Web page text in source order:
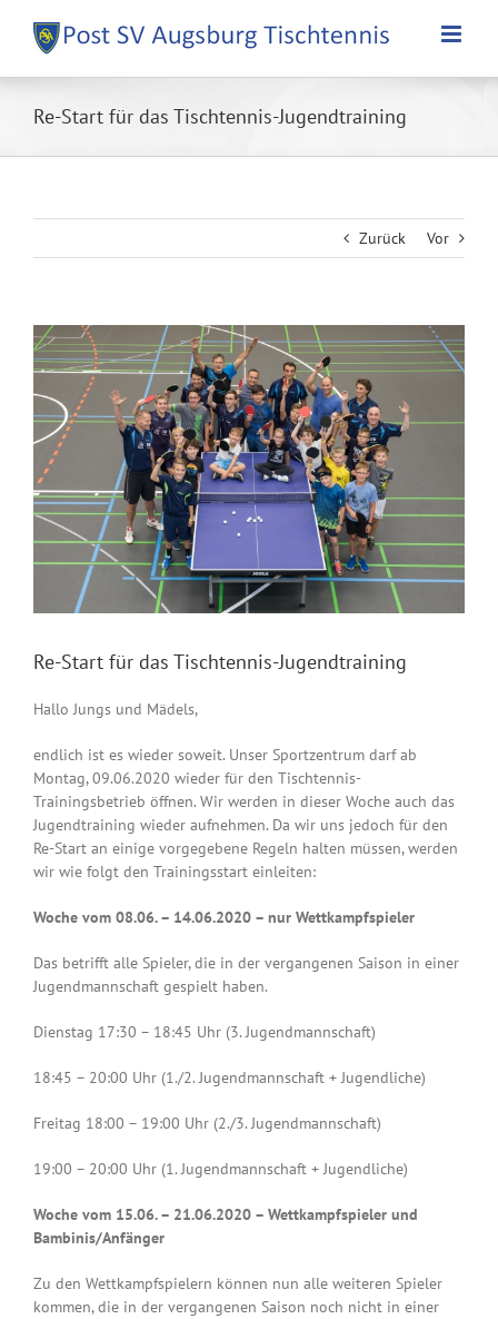
Inhalt
springen
Re-Start für das Tischtennis-Jugendtraining
Zurück Vor
Zeige
grösseres
Re-Start für das Tischtennis-Jugendtraining
Hallo Jungs und Mädels,
endlich ist es wieder soweit. Unser Sportzentrum darf ab
Montag, 09.06.2020 wieder für den Tischtennis-
Trainingsbetrieb öffnen. Wir werden in dieser Woche auch das
Jugendtraining wieder aufnehmen. Da wir uns jedoch für den
Re-Start an einige vorgegebene Regeln halten müssen, werden
wir wie folgt den Trainingsstart einleiten:
Woche vom 08.06. – 14.06.2020 – nur Wettkampfspieler
Das betrifft alle Spieler, die in der vergangenen Saison in einer
Jugendmannschaft gespielt haben.
Dienstag 17:30 – 18:45 Uhr (3. Jugendmannschaft)
18:45 – 20:00 Uhr (1./2. Jugendmannschaft + Jugendliche)
Freitag 18:00 – 19:00 Uhr (2./3. Jugendmannschaft)
19:00 – 20:00 Uhr (1. Jugendmannschaft + Jugendliche)
Woche vom 15.06. – 21.06.2020 – Wettkampfspieler und
Bambinis/Anfänger
Zu den Wettkampfspielern können nun alle weiteren Spieler
kommen, die in der vergangenen Saison noch nicht in einer